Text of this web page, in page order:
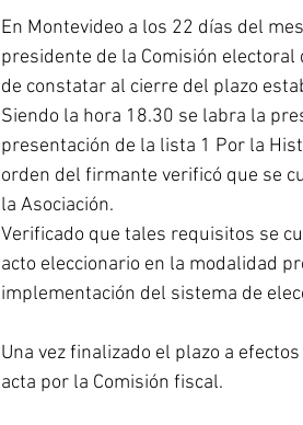
En Montevideo a los 22 días del
presidente de la Comisión electoral
de constatar al cierre del plazo
Siendo la hora 18.30 se labra la
presentación de la lista 1 Por la
orden del firmante verificó que se
la Asociación.
Verificado que tales requisitos se
acto eleccionario en la modalidad
implementación del sistema de
Una vez finalizado el plazo a
acta por la Comisión fiscal.